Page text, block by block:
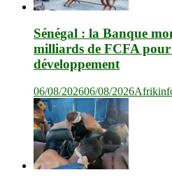
Sénégal : la Banque
milliards de FCFA
développement
06/08/202606/08/2026